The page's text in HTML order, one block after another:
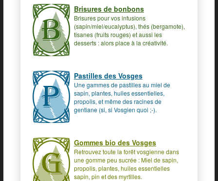
Brisures de bonbons
Brisures pour vos infusions
(sapin/miel/eucalyptus), thés (bergamote),
tisanes (fruits rouges) et aussi les
desserts : alors place à la créativité.
Pastilles des Vosges
Une gammes de pastilles au miel de
sapin, plantes, huiles essentielles,
propolis, et même des racines de
gentiane (si, si Vosgien quoi ;-).
Gommes bio des Vosges
Retrouvez toute la forêt vosgienne dans
une gomme peu sucrée : Miel de sapin,
propolis, plantes, huiles essentielles
sapin, pin et des myrtilles.